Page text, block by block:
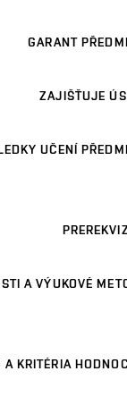
GARANT
ZAJIŠŤUJE
UČENÍ
A VÝUKOVÉ
A KRITÉRIA